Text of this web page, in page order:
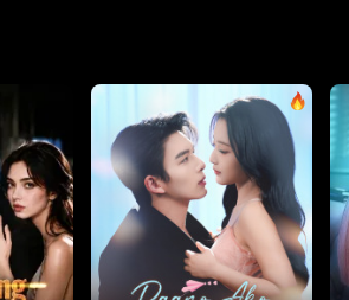
iba, at sa huli ay namatay ang lalaki